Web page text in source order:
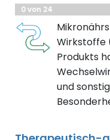
0 von 24
Wirkstoffe
Produkts
und